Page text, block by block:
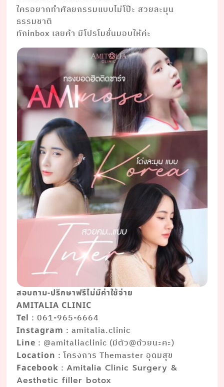
ใครอยากทำศัลยกรรมแบบไม่โป๊ะ สวยละมุน
ธรรมชาติ
ทักinbox เลยค้า มีโปรโมชั่นมอบให้ค่ะ
สอบถาม-ปรึกษาฟรีไม่มีค่าใช้จ่าย
AMITALIA CLINIC
Tel : 061-965-6664
Instagram : amitalia.clinic
Line : @amitaliaclinic (มีตัว@ด้วยนะคะ)
Location : โครงการ Themaster อุดมสุข
Facebook :Amitalia Clinic Surgery &
Aesthetic filler botox